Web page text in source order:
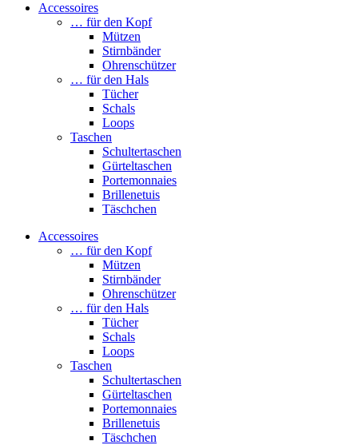
Accessoires
… für den Kopf
Mützen
Stirnbänder
Ohrenschützer
… für den Hals
Tücher
Schals
Loops
Taschen
Schultertaschen
Gürteltaschen
Portemonnaies
Brillenetuis
Täschchen
Accessoires
… für den Kopf
Mützen
Stirnbänder
Ohrenschützer
… für den Hals
Tücher
Schals
Loops
Taschen
Schultertaschen
Gürteltaschen
Portemonnaies
Brillenetuis
Täschchen